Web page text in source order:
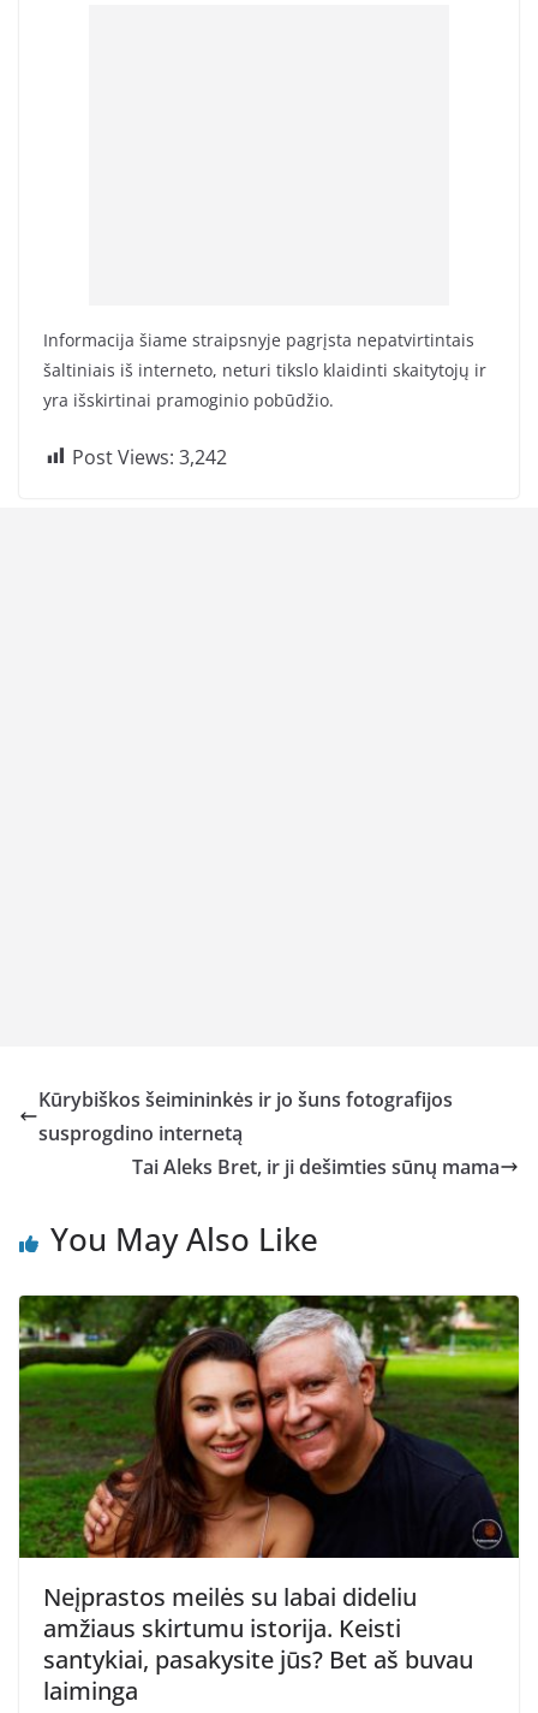
Informacija šiame straipsnyje pagrįsta nepatvirtintais
šaltiniais iš interneto, neturi tikslo klaidinti skaitytojų ir
yra išskirtinai pramoginio pobūdžio.
Post Views: 3,242
Kūrybiškos šeimininkės ir jo šuns fotografijos
susprogdino internetą
Tai Aleks Bret, ir ji dešimties sūnų mama
You May Also Like
Neįprastos meilės su labai dideliu
amžiaus skirtumu istorija. Keisti
santykiai, pasakysite jūs? Bet aš buvau
laiminga